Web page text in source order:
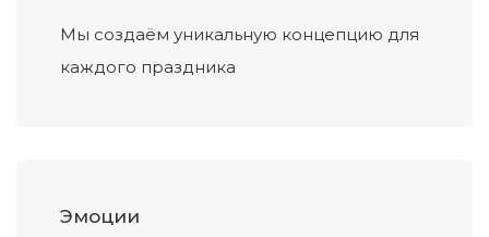
Мы создаём уникальную концепцию для
каждого праздника
Эмоции